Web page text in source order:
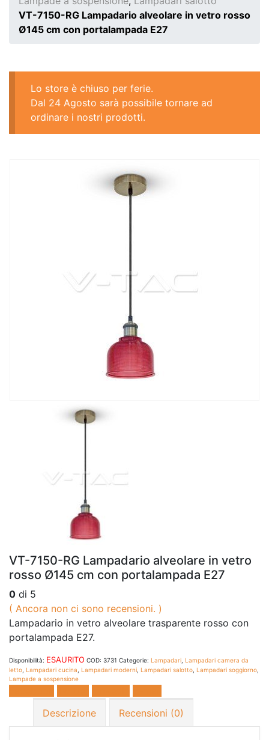
VT-7150-RG Lampadario alveolare in vetro rosso
Ø145 cm con portalampada E27
Lo store è chiuso per ferie.
Dal 24 Agosto sarà possibile tornare ad
ordinare i nostri prodotti.
VT-7150-RG Lampadario alveolare in vetro
rosso Ø145 cm con portalampada E27
0 di 5
( Ancora non ci sono recensioni. )
Lampadario in vetro alveolare trasparente rosso con
portalampada E27.
Disponibilità: ESAURITO COD: 3731 Categorie: Lampadari Lampadari camera da
letto Lampadari cucina Lampadari moderni Lampadari salotto Lampadari soggiorno
Lampade a sospensione
Descrizione
Recensioni (0)